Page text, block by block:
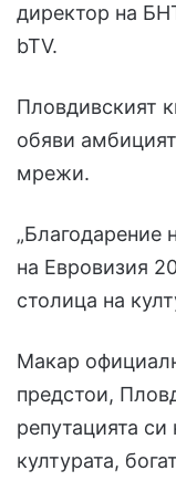
директор на
bTV.
Пловдивският
обяви
мрежи.
„Благодарение
на Евровизия
столица на
Макар
предстои,
репутацията
културата,